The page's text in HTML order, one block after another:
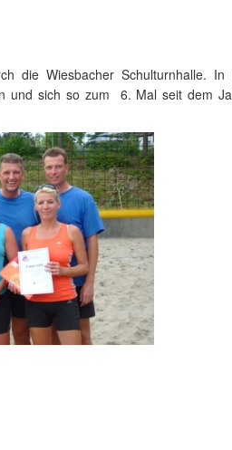
die Wiesbacher Schulturnhalle.
und sich so zum 6. Mal seit dem